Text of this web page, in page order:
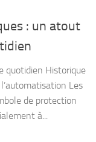
: un atout
quotidien Historique
Les
de protection
à...